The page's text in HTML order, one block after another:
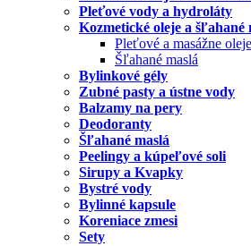
Pleťové vody a hydroláty
Kozmetické oleje a šľahané
Pleťové a masážne oleje
Šľahané maslá
Bylinkové gély
Zubné pasty a ústne vody
Balzamy na pery
Deodoranty
Šľahané maslá
Peelingy a kúpeľové soli
Sirupy a Kvapky
Bystré vody
Bylinné kapsule
Koreniace zmesi
Sety